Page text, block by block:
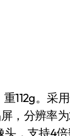
112g。采
，分辨率
，支持4